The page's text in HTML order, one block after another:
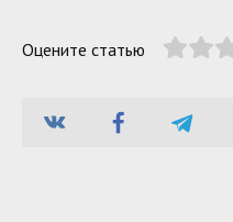
Оцените статью